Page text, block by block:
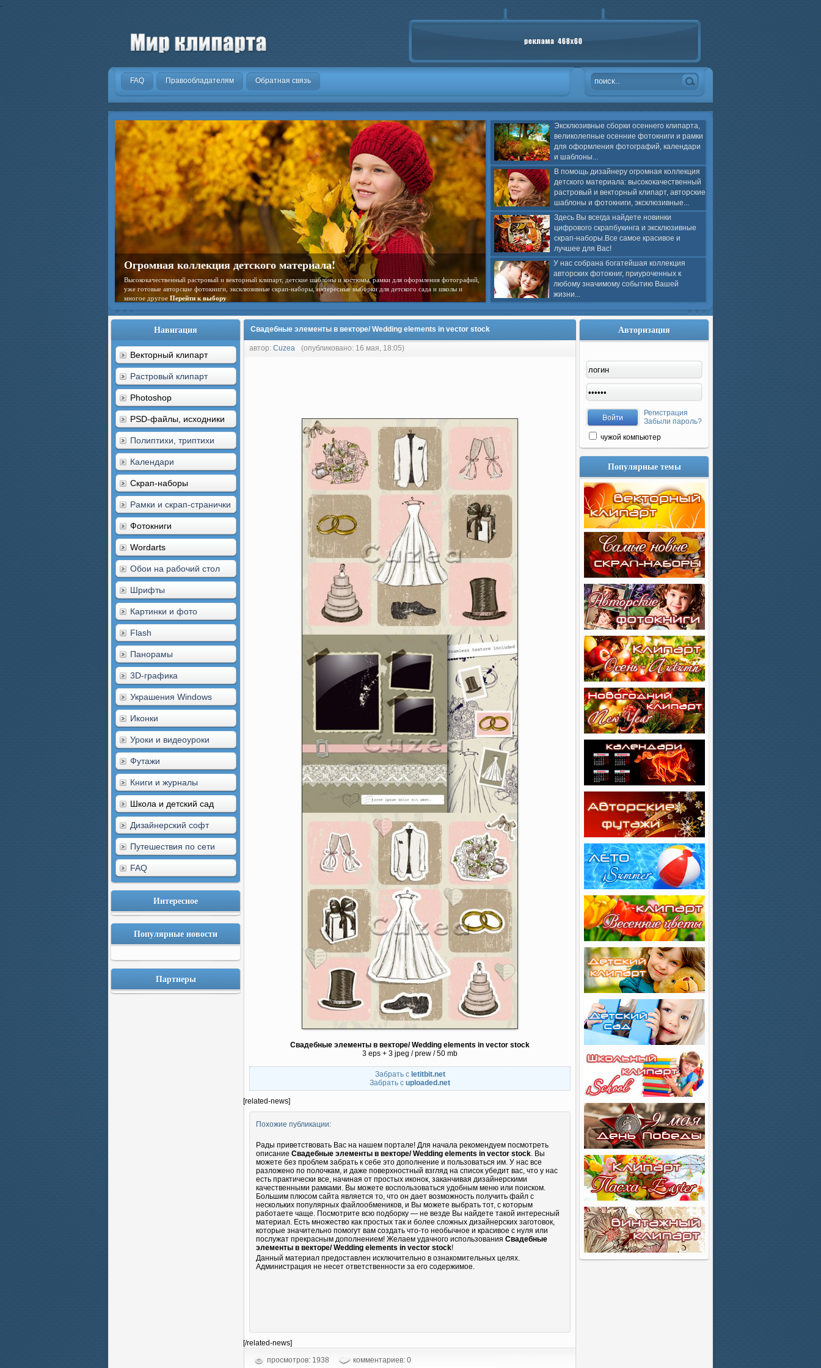
.
FAQ Правообладателям Обратная связь
Эксклюзивные сборки осеннего клипарта,
великолепные осенние фотокниги и рамки
для оформления фотографий, календари
и шаблоны...
В помощь дизайнеру огромная коллекция
детского материала: высококачественный
растровый и векторный клипарт, авторские
шаблоны и фотокниги, эксклюзивные...
Здесь Вы всегда найдете новинки
цифрового скрапбукинга и эксклюзивные
скрап-наборы.Все самое красивое и
лучшее для Вас!
У нас собрана богатейшая коллекция
авторских фотокниг, приуроченных к
любому значимому событию Вашей
жизни...
Огромная коллекция детского материала!
Высококачественный растровый и векторный клипарт, детские шаблоны и костюмы, рамки для оформления фотографий,
уже готовые авторские фотокниги, эксклюзивные скрап-наборы, интересные выборки для детского сада и школы и
многое другое Перейти к выбору
Навигация
Векторный клипарт
Растровый клипарт
Photoshop
PSD-файлы, исходники
Полиптихи, триптихи
Календари
Скрап-наборы
Рамки и скрап-странички
Фотокниги
Wordarts
Обои на рабочий стол
Шрифты
Картинки и фото
Flash
Панорамы
3D-графика
Украшения Windows
Иконки
Уроки и видеоуроки
Футажи
Книги и журналы
Школа и детский сад
Дизайнерский софт
Путешествия по сети
FAQ
Интересное
Популярные новости
Партнеры
Свадебные элементы в векторе/ Wedding elements in vector stock
автор: Cuzea (опубликовано: 16 мая, 18:05)
Свадебные элементы в векторе/ Wedding elements in vector stock
3 eps + 3 jpeg / prew / 50 mb
Забрать с letitbit.net
Забрать с uploaded.net
[related-news]
Похожие публикации:
Рады приветствовать Вас на нашем портале! Для начала рекомендуем посмотреть
описание Свадебные элементы в векторе/ Wedding elements in vector stock. Вы
можете без проблем забрать к себе это дополнение и пользоваться им. У нас все
разложено по полочкам, и даже поверхностный взгляд на список убедит вас, что у нас
есть практически все, начиная от простых иконок, заканчивая дизайнерскими
качественными рамками. Вы можете воспользоваться удобным меню или поиском.
Большим плюсом сайта является то, что он дает возможность получить файл с
нескольких популярных файлообмеников, и Вы можете выбрать тот, с которым
работаете чаще. Посмотрите всю подборку — не везде Вы найдете такой интересный
материал. Есть множество как простых так и более сложных дизайнерских заготовок,
которые значительно помогут вам создать что-то необычное и красивое с нуля или
послужат прекрасным дополнением! Желаем удачного использования Свадебные
элементы в векторе/ Wedding elements in vector stock!
Данный материал предоставлен исключительно в ознакомительных целях.
Администрация не несет ответственности за его содержимое.
[/related-news]
просмотров: 1938
комментариев: 0
Авторизация
Регистрация
Забыли пароль?
чужой компьютер
Популярные темы